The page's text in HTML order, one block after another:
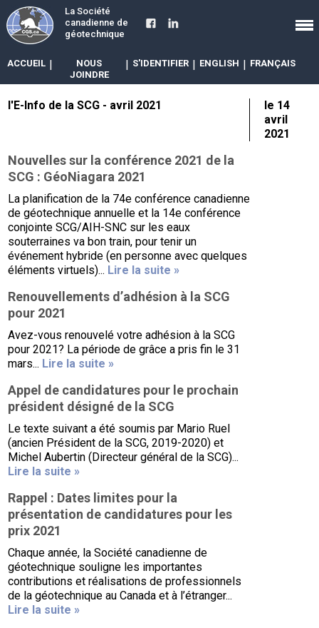
La Société
canadienne de
géotechnique
ACCUEIL |
NOUS
JOINDRE
| S'IDENTIFIER | ENGLISH | FRANÇAIS
l'E-Info de la SCG - avril 2021
le 14
avril
2021
Nouvelles sur la conférence 2021 de la
SCG : GéoNiagara 2021
La planification de la 74e conférence canadienne
de géotechnique annuelle et la 14e conférence
conjointe SCG/AIH-SNC sur les eaux
souterraines va bon train, pour tenir un
événement hybride (en personne avec quelques
éléments virtuels)... Lire la suite »
Renouvellements d’adhésion à la SCG
pour 2021
Avez-vous renouvelé votre adhésion à la SCG
pour 2021? La période de grâce a pris fin le 31
mars... Lire la suite »
Appel de candidatures pour le prochain
président désigné de la SCG
Le texte suivant a été soumis par Mario Ruel
(ancien Président de la SCG, 2019-2020) et
Michel Aubertin (Directeur général de la SCG)...
Lire la suite »
Rappel : Dates limites pour la
présentation de candidatures pour les
prix 2021
Chaque année, la Société canadienne de
géotechnique souligne les importantes
contributions et réalisations de professionnels
de la géotechnique au Canada et à l’étranger...
Lire la suite »